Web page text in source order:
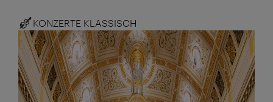
KONZERTE KLASSISCH